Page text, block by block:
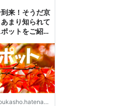
来！そうだ京
まり知られて
ットをご紹